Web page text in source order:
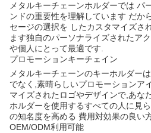
メタルキーチェーンホルダーでは パ
ンドの重要性を理解しています だか
セージの選択を したカスタマイズさ
ます独自のパーソナライズされたア
や個人にとって最適です.
プロモーションキーチェイン
メタルキーチェーンのキーホルダー
でなく,素晴らしいプロモーションア
マイズされたロゴやデザインで,あな
ホルダーを使用するすべての人に見
の知名度を高める 費用対効果の良い
OEM/ODM利用可能